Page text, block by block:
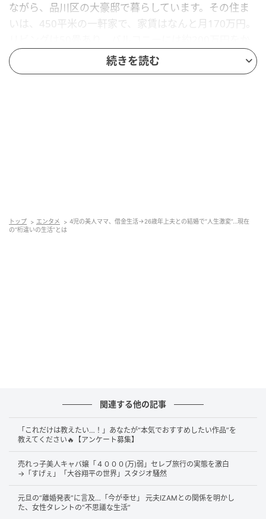
ながら、品川区の大豪邸で暮らしています。その住ま
いは、450平米の一軒家で、家賃はなんと月170万円。
けて高級人工芝を敷いているそうです。
さらに自宅には200万円の酸素カプセルも設置。ファ
どれだけ残せるか」「物欲ないんです」と語りまし
た。
借金生活を経験した過去と26歳差婚
そんな瑠々さんですが、元々セレブだったというわけ
続きを読む
トップ エンタメ
4児の美人ママ、借金生活→26歳年上夫との結婚で“人生激変”…現在
の“桁違いの生活”とは
関連する他の記事
「これだけは教えたい…！」あなたが“本気でおすすめしたい作品”を
教えてください🔥【アンケート募集】
売れっ子美人キャバ嬢「４０００(万)弱」セレブ旅行の実態を激白
→「すげぇ」「大谷翔平の世界」スタジオ騒然
元旦の“離婚発表”に言及…「今が幸せ」 元夫IZAMとの関係を明かし
た、女性タレントの“不思議な生活”